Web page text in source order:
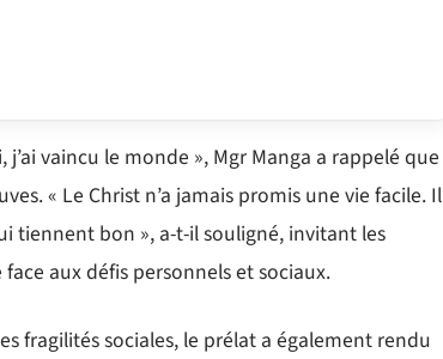
vaincu le monde », Mgr Manga a rappelé que
« Le Christ n’a jamais promis une vie facile. Il
tiennent bon », a-t-il souligné, invitant les
aux défis personnels et sociaux.
fragilités sociales, le prélat a également rendu